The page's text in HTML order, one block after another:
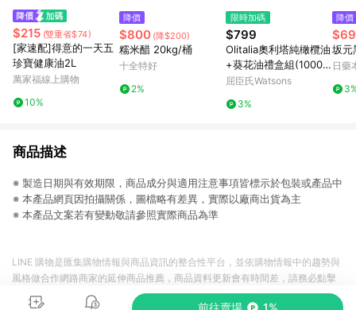
$215 (雙重省$74)
[家速配]得意的一天五
珍寶健康油2L
萬家福線上購物
10%
降價
$800 (降$200)
糯米醋 20kg/桶
十全特好
2%
限時加碼
$799
Olitalia奧利塔純橄欖油
+葵花油禮盒組(1000m
lx2瓶)
屈臣氏Watsons
3%
降價
坂元
日藥
商品描述
※ 製造日期與有效期限，商品成分與適用注意事項皆標示於包裝或產品中
※ 本產品網頁因拍攝關係，圖檔略有差異，實際以廠商出貨為主
※ 本產品文案若有變動敬請參照實際商品為準
前往賣場 1%
LINE 購物是匯集購物情報與商品資訊的整合性平台，並依購物情報中的趨勢與
風格做合作網路商家的延伸商品推薦，商品資料更新會有時間差，請務必點擊
商品至各合作網路商家，確認現售價與購物條件，一切資訊以合作廠商網頁為